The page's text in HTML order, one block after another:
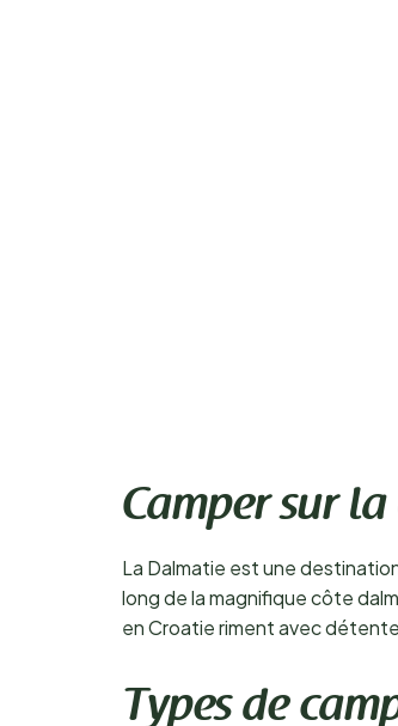
Camper sur
La Dalmatie est une
long de la magnifique côte
en Croatie riment avec
Types de